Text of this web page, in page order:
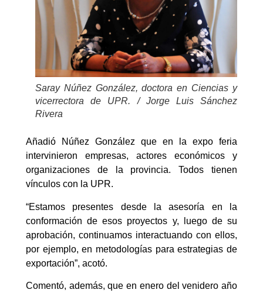
Saray Núñez González, doctora en Ciencias y
vicerrectora de UPR. / Jorge Luis Sánchez
Rivera
Añadió Núñez González que en la expo feria
intervinieron empresas, actores económicos y
organizaciones de la provincia. Todos tienen
vínculos con la UPR.
“Estamos presentes desde la asesoría en la
conformación de esos proyectos y, luego de su
aprobación, continuamos interactuando con ellos,
por ejemplo, en metodologías para estrategias de
exportación”, acotó.
Comentó, además, que en enero del venidero año